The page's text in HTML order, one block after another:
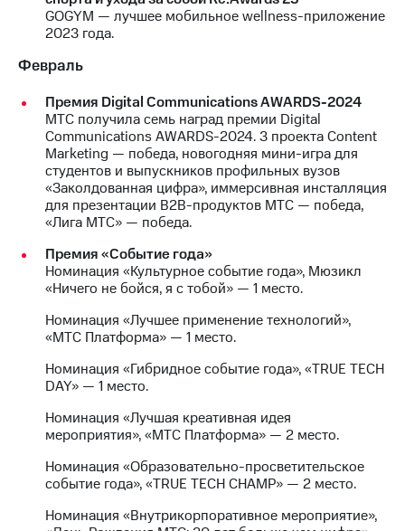
МТС
Интервью
Финансовая
отчетность
Контакты
в
регионе
Корпоративное
управление
Корпоративный
секретарь
Раскрытие
информации
Информация
акционерам
Документы
ПАО
"МТС"
GOGYM — лучшее мобильное wellness-приложение
2023 года.
Февраль
Премия Digital Communications AWARDS-2024
МТС получила семь наград премии Digital
Communications AWARDS-2024. 3 проекта Content
Marketing — победа, новогодняя мини-игра для
студентов и выпускников профильных вузов
«Заколдованная цифра», иммерсивная инсталляция
для презентации B2B-продуктов МТС — победа,
«Лига МТС» — победа.
Премия «Событие года»
Номинация «Культурное событие года», Мюзикл
«Ничего не бойся, я с тобой» — 1 место.
Номинация «Лучшее применение технологий»,
«МТС Платформа» — 1 место.
Номинация «Гибридное событие года», «TRUE TECH
DAY» — 1 место.
Номинация «Лучшая креативная идея
мероприятия», «МТС Платформа» — 2 место.
Номинация «Образовательно-просветительское
событие года», «TRUE TECH CHAMP» — 2 место.
Номинация «Внутрикорпоративное мероприятие»,